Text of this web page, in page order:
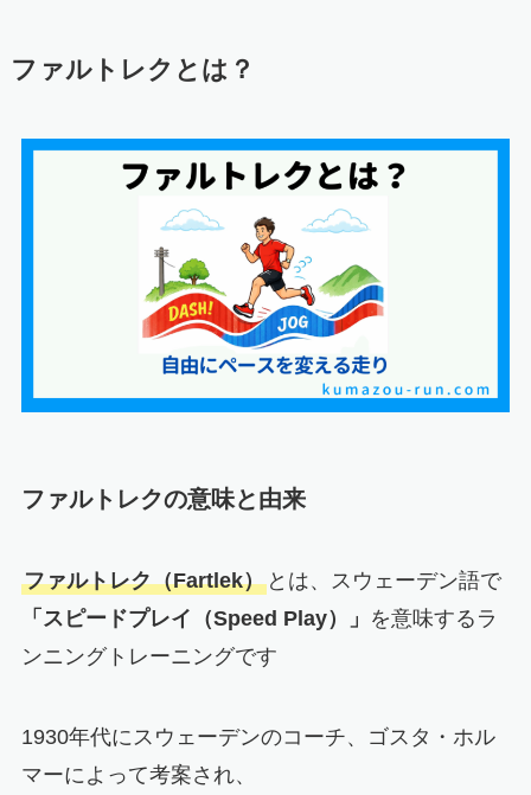
ファルトレクとは？
ファルトレクの意味と由来
ファルトレク（Fartlek）とは、スウェーデン語で
「スピードプレイ（Speed Play）」 を意味するラ
ンニングトレーニングです
1930年代にスウェーデンのコーチ、ゴスタ・ホル
マーによって考案され、